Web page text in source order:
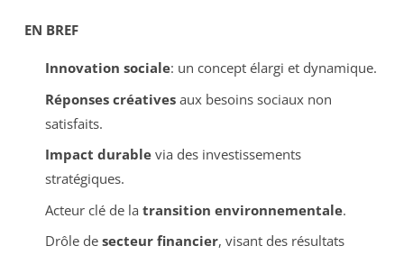
EN BREF
Innovation sociale: un concept élargi et dynamique.
Réponses créativesaux besoins sociaux non
satisfaits.
Impact durablevia des investissements
stratégiques.
Acteur clé de la transition environnementale.
Drôle de secteur financier, visant des résultats